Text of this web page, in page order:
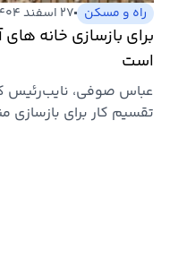
راه و مسکن ۲۷ اسفند ۱۴۰۴
برای بازسازی خانه
است
عباس صوفی، نایب‌رئیس
تقسیم کار برای بازسازی